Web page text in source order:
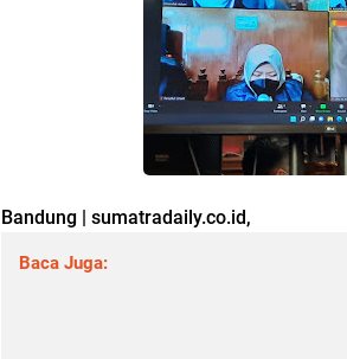
Bandung | sumatradaily.co.id,
Baca Juga: